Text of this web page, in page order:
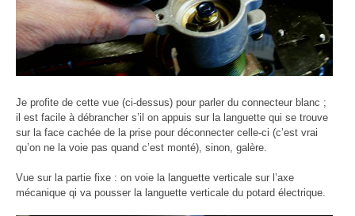
Je profite de cette vue (ci-dessus) pour parler du connecteur blanc ;
il est facile à débrancher s’il on appuis sur la languette qui se trouve
sur la face cachée de la prise pour déconnecter celle-ci (c’est vrai
qu’on ne la voie pas quand c’est monté), sinon, galère.
Vue sur la partie fixe : on voie la languette verticale sur l’axe
mécanique qi va pousser la languette verticale du potard électrique.